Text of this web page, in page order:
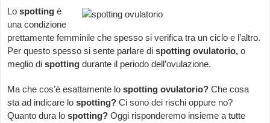
Lospotting è
una condizione
prettamente femminile che spesso si verifica tra un ciclo e l’altro.
Per questo spesso si sente parlare dispotting ovulatorio, o
meglio dispotting durante il periodo dell’ovulazione.
Ma che cos’è esattamente lospotting ovulatorio? Che cosa
sta ad indicare lospotting? Ci sono dei rischi oppure no?
Quanto dura lospotting? Oggi risponderemo insieme a tutte